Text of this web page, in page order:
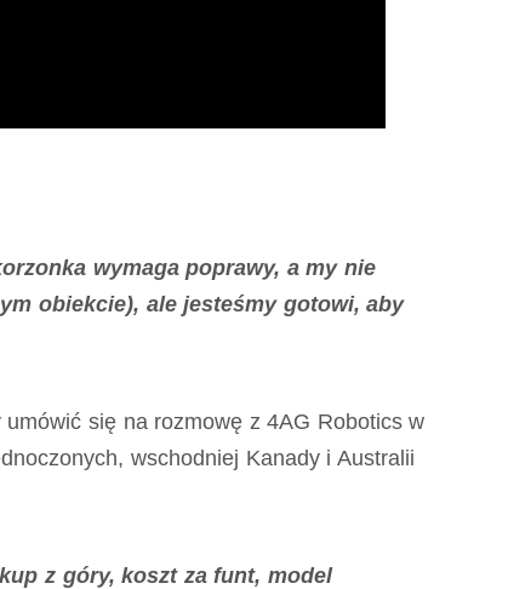
wymaga poprawy, a my nie
obiekcie), ale jesteśmy gotowi, aby
się na rozmowę z 4AG Robotics w
wschodniej Kanady i Australii
z góry, koszt za funt, model